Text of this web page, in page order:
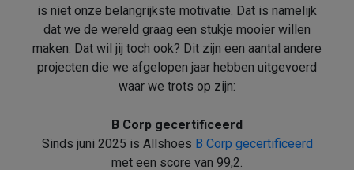
is niet onze belangrijkste motivatie. Dat is namelijk
dat we de wereld graag een stukje mooier willen
maken. Dat wil jij toch ook? Dit zijn een aantal andere
projecten die we afgelopen jaar hebben uitgevoerd
waar we trots op zijn:
B Corp gecertificeerd
Sinds juni 2025 is Allshoes B Corp gecertificeerd
met een score van 99,2.